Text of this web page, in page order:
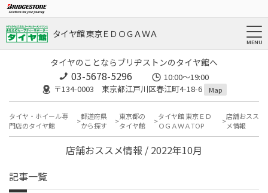
タイヤ館 東京ＥＤＯＧＡＷＡ
タイヤのことならブリヂストンのタイヤ館へ
03-5678-5296
10:00～19:00
〒134-0003 東京都江戸川区春江町4-18-6
Map
タイヤ・ホイール専
門店のタイヤ館
都道府県
から探す
東京都の
タイヤ館
タイヤ館 東京ＥＤ
ＯＧＡＷＡTOP
店舗おスス
メ情報
店舗おススメ情報 / 2022年10月
記事一覧